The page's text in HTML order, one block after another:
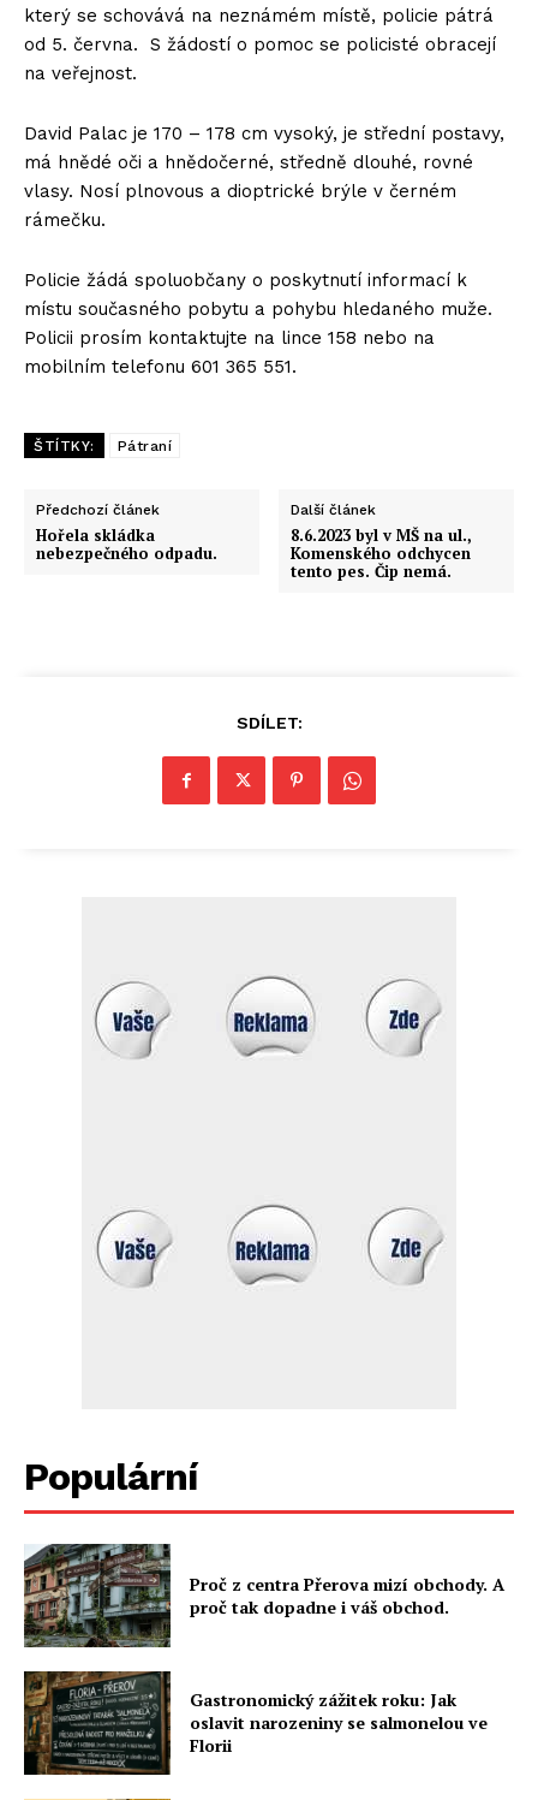
který se schovává na neznámém místě, policie pátrá
od 5. června. S žádostí o pomoc se policisté obracejí
na veřejnost.
David Palac je 170 – 178 cm vysoký, je střední postavy,
má hnědé oči a hnědočerné, středně dlouhé, rovné
vlasy. Nosí plnovous a dioptrické brýle v černém
rámečku.
Policie žádá spoluobčany o poskytnutí informací k
místu současného pobytu a pohybu hledaného muže.
Policii prosím kontaktujte na lince 158 nebo na
mobilním telefonu 601 365 551.
ŠTÍTKY: Pátraní
Předchozí článek
Hořela skládka
nebezpečného odpadu.
Další článek
8.6.2023 byl v MŠ na ul.,
Komenského odchycen
tento pes. Čip nemá.
SDÍLET:
Populární
Proč z centra Přerova mizí obchody. A
proč tak dopadne i váš obchod.
Gastronomický zážitek roku: Jak
oslavit narozeniny se salmonelou ve
Florii